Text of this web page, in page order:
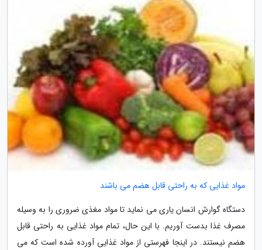
مواد غذایی که به راحتی قابل هضم می باشند
دستگاه گوارش انسان یاری می نماید تا مواد مغذی ضروری را به وسیله
مصرف غذا بدست آوریم. با این حال، تمام مواد غذایی به راحتی قابل
هضم نیستند. در اینجا فهرستی از مواد غذایی آورده شده است که می